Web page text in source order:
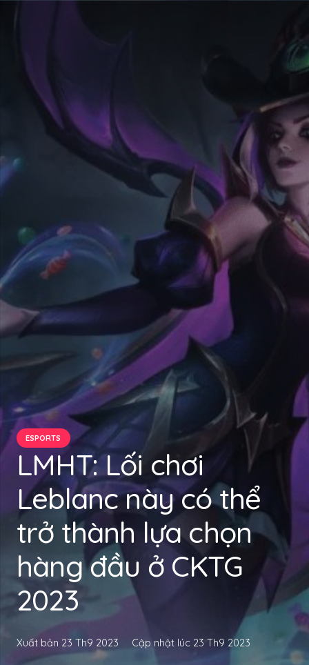
ESPORTS
LMHT: Lối chơi
Leblanc này có thể
trở thành lựa chọn
hàng đầu ở CKTG
2023
Xuất bản 23 Th9 2023 Cập nhật lúc 23 Th9 2023